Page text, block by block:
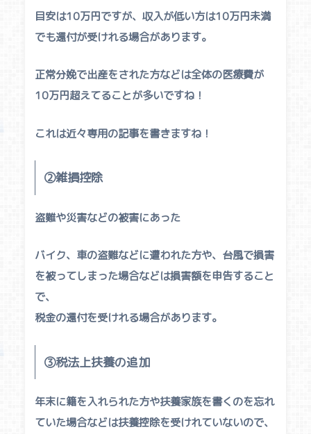
目安は10万円ですが、収入が低い方は10万円未満
でも還付が受けれる場合があります。
正常分娩で出産をされた方などは全体の医療費が
10万円超えてることが多いですね！
これは近々専用の記事を書きますね！
②雑損控除
盗難や災害などの被害にあった
バイク、車の盗難などに遭われた方や、台風で損害
を被ってしまった場合などは損害額を申告すること
で、
税金の還付を受けれる場合があります。
③税法上扶養の追加
年末に籍を入れられた方や扶養家族を書くのを忘れ
ていた場合などは扶養控除を受けれていないので、